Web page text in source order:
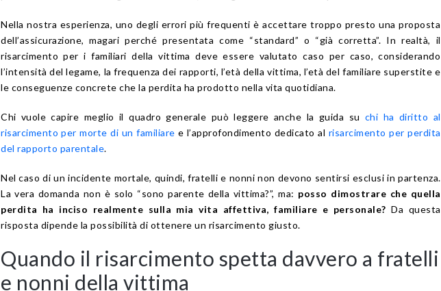
Nella nostra esperienza, uno degli errori più frequenti è accettare troppo presto una proposta
dell’assicurazione, magari perché presentata come “standard” o “già corretta”. In realtà, il
risarcimento per i familiari della vittima deve essere valutato caso per caso, considerando
l’intensità del legame, la frequenza dei rapporti, l’età della vittima, l’età del familiare superstite e
le conseguenze concrete che la perdita ha prodotto nella vita quotidiana.
Chi vuole capire meglio il quadro generale può leggere anche la guida su chi ha diritto al
risarcimento per morte di un familiare e l’approfondimento dedicato al risarcimento per perdita
del rapporto parentale.
Nel caso di un incidente mortale, quindi, fratelli e nonni non devono sentirsi esclusi in partenza.
La vera domanda non è solo “sono parente della vittima?”, ma: posso dimostrare che quella
perdita ha inciso realmente sulla mia vita affettiva, familiare e personale? Da questa
risposta dipende la possibilità di ottenere un risarcimento giusto.
Quando il risarcimento spetta davvero a fratelli
e nonni della vittima